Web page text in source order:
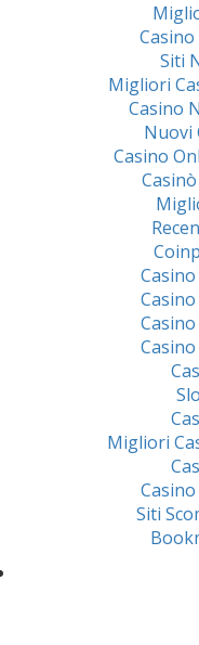
Siti
Migliori
Casino
Nuovi
Casino
Migliori
Siti